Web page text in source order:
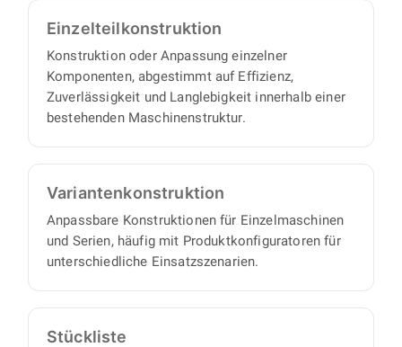
Einzelteil­konstruktion
Konstruktion oder Anpassung einzelner
Komponenten, abgestimmt auf Effizienz,
Zuverlässigkeit und Langlebigkeit innerhalb einer
bestehenden Maschinenstruktur.
Varianten­konstruktion
Anpassbare Konstruktionen für Einzelmaschinen
und Serien, häufig mit Produktkonfiguratoren für
unterschiedliche Einsatzszenarien.
Stückliste